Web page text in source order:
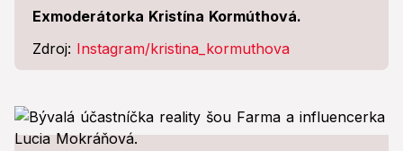
Exmoderátorka Kristína Kormúthová.
Zdroj: Instagram/kristina_kormuthova